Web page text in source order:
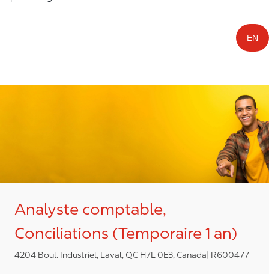
EN
Analyste comptable,
Conciliations (Temporaire 1 an)
4204 Boul. Industriel, Laval, QC H7L 0E3, Canada R600477